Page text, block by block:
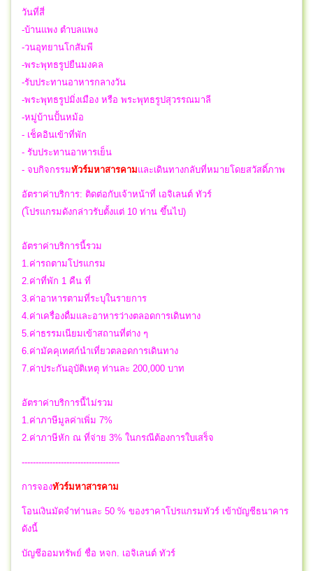
วันที่สี่
-บ้านแพง ตำบลแพง
-วนอุทยานโกสัมพี
-พระพุทธรูปยืนมงคล
-รับประทานอาหารกลางวัน
-พระพุทธรูปมิ่งเมือง หรือ พระพุทธรูปสุวรรณมาลี
-หมู่บ้านปั้นหม้อ
- เช็คอินเข้าที่พัก
- รับประทานอาหารเย็น
- จบกิจกรรมทัวร์มหาสารคามและเดินทางกลับที่หมายโดยสวัสดิ์ภาพ
อัตราค่าบริการ: ติดต่อกับเจ้าหน้าที่ เอจิเลนต์ ทัวร์
(โปรแกรมดังกล่าวรับตั้งแต่ 10 ท่าน ขึ้นไป)
อัตราค่าบริการนี้รวม
1.ค่ารถตามโปรแกรม
2.ค่าที่พัก 1 คืน ที่
3.ค่าอาหารตามที่ระบุในรายการ
4.ค่าเครื่องดื่มและอาหารว่างตลอดการเดินทาง
5.ค่าธรรมเนียมเข้าสถานที่ต่าง ๆ
6.ค่ามัคคุเทศก์นำเที่ยวตลอดการเดินทาง
7.ค่าประกันอุบัติเหตุ ท่านละ 200,000 บาท
อัตราค่าบริการนี้ไม่รวม
1.ค่าภาษีมูลค่าเพิ่ม 7%
2.ค่าภาษีหัก ณ ที่จ่าย 3% ในกรณีต้องการใบเสร็จ
-----------------------------------
การจองทัวร์มหาสารคาม
โอนเงินมัดจำท่านละ 50 % ของราคาโปรแกรมทัวร์ เข้าบัญชีธนาคาร
ดังนี้
บัญชีออมทรัพย์ ชื่อ หจก. เอจิเลนต์ ทัวร์